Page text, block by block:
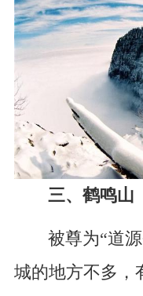
三、鹤鸣山
被尊为“道
城的地方不多，